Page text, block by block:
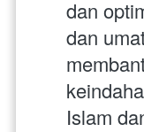
dan
dan
Islam